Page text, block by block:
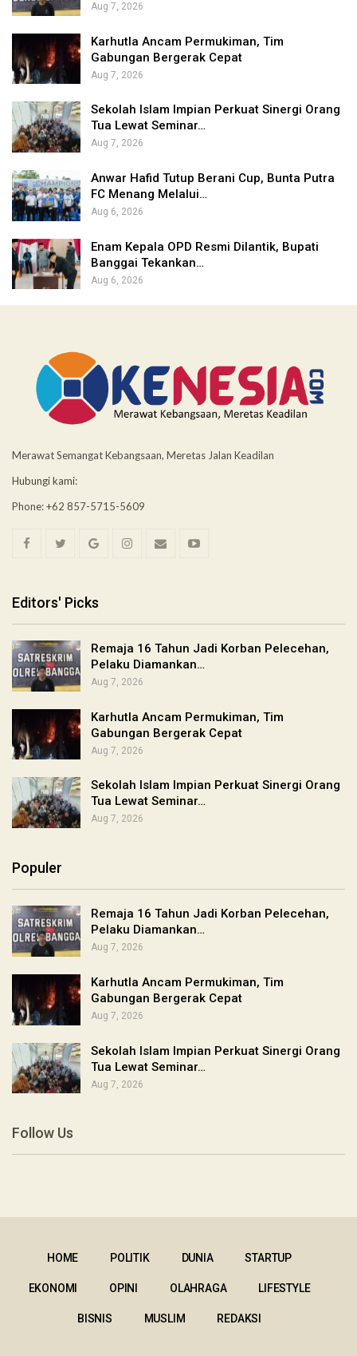
Aug 7, 2026
Karhutla Ancam Permukiman, Tim
Gabungan Bergerak Cepat
Aug 7, 2026
Sekolah Islam Impian Perkuat Sinergi Orang
Tua Lewat Seminar…
Aug 7, 2026
Anwar Hafid Tutup Berani Cup, Bunta Putra
FC Menang Melalui…
Aug 6, 2026
Enam Kepala OPD Resmi Dilantik, Bupati
Banggai Tekankan…
Aug 6, 2026
Merawat Semangat Kebangsaan, Meretas Jalan Keadilan
Hubungi kami:
Phone: +62 857-5715-5609
Editors' Picks
Remaja 16 Tahun Jadi Korban Pelecehan,
Pelaku Diamankan…
Aug 7, 2026
Karhutla Ancam Permukiman, Tim
Gabungan Bergerak Cepat
Aug 7, 2026
Sekolah Islam Impian Perkuat Sinergi Orang
Tua Lewat Seminar…
Aug 7, 2026
Populer
Remaja 16 Tahun Jadi Korban Pelecehan,
Pelaku Diamankan…
Aug 7, 2026
Karhutla Ancam Permukiman, Tim
Gabungan Bergerak Cepat
Aug 7, 2026
Sekolah Islam Impian Perkuat Sinergi Orang
Tua Lewat Seminar…
Aug 7, 2026
Follow Us
HOME POLITIK DUNIA STARTUP
EKONOMI OPINI OLAHRAGA LIFESTYLE
BISNIS MUSLIM REDAKSI